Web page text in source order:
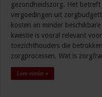
gezondheidszorg. Het
vergoedingen uit
kosten en minder
kwestie is vooral relevant
toezichthouders die
zorgprocessen. Wat is
Lees verder »